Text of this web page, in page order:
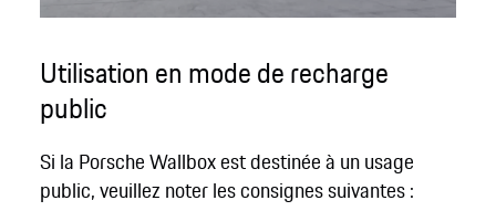
Utilisation en mode de recharge
public
Si la Porsche Wallbox est destinée à un usage
public, veuillez noter les consignes suivantes :